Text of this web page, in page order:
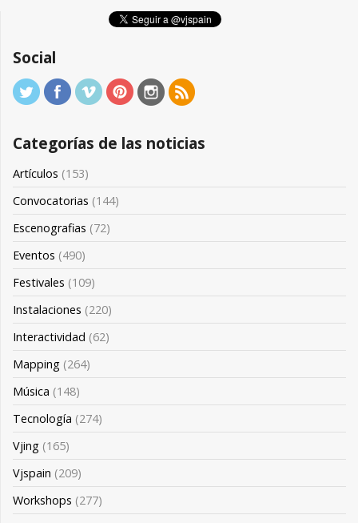
Social
Categorías de las noticias
Artículos (153)
Convocatorias (144)
Escenografias (72)
Eventos (490)
Festivales (109)
Instalaciones (220)
Interactividad (62)
Mapping (264)
Música (148)
Tecnología (274)
Vjing (165)
Vjspain (209)
Workshops (277)